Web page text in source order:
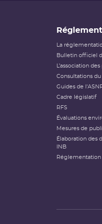
La
Bulletin officiel
L’association
Consultations
Guides de
Cadre législatif
RFS
Évaluations
Mesures de
Élaboration des
INB
Réglementation